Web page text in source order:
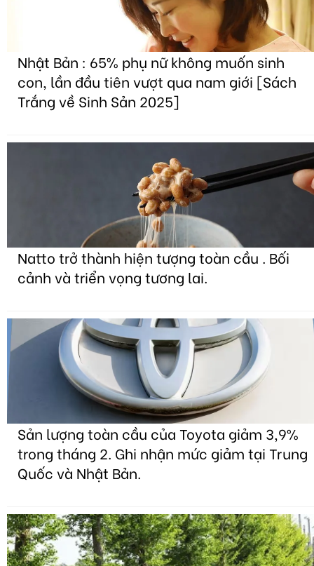
Nhật Bản : 65% phụ nữ không muốn sinh
con, lần đầu tiên vượt qua nam giới [Sách
Trắng về Sinh Sản 2025]
Natto trở thành hiện tượng toàn cầu . Bối
cảnh và triển vọng tương lai.
Sản lượng toàn cầu của Toyota giảm 3,9%
trong tháng 2. Ghi nhận mức giảm tại Trung
Quốc và Nhật Bản.